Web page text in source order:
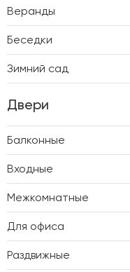
Веранды
Беседки
Зимний сад
Двери
Балконные
Входные
Межкомнатные
Для офиса
Раздвижные